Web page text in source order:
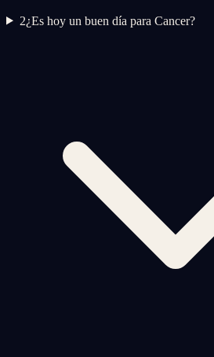
2¿Es hoy un buen día para Cancer?